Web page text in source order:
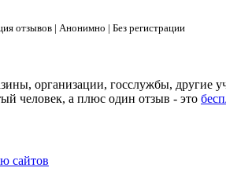
отзывов | Анонимно | Без регистрации
организации, госслужбы, другие
человек, а плюс один отзыв - это
сайтов